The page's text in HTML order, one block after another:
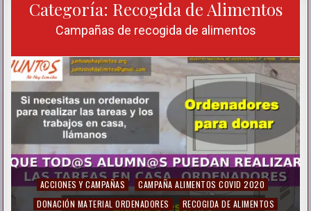
Categoría: Recogida de Alimentos
Campañas de recogida de alimentos
P
o
ACCIONES Y CAMPAÑAS
CAMPAÑA ALIMENTOS COVID 2020
DONACIÓN MATERIAL ORDENADORES
RECOGIDA DE ALIMENTOS